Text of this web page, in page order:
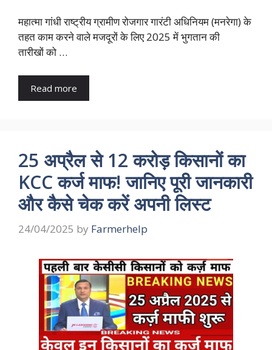
महात्मा गांधी राष्ट्रीय ग्रामीण रोजगार गारंटी अधिनियम (मनरेगा) के
तहत काम करने वाले मजदूरों के लिए 2025 में भुगतान की
तारीखों को …
Read more
25 अप्रैल से 12 करोड़ किसानों का
KCC कर्ज माफ! जानिए पूरी जानकारी
और कैसे चेक करें अपनी लिस्ट
24/04/2025 by Farmerhelp